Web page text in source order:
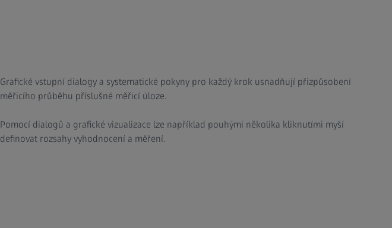
Grafické vstupní dialogy a systematické pokyny pro každý krok usnadňují přizpůsobení
měřicího průběhu příslušné měřicí úloze.
Pomocí dialogů a grafické vizualizace lze například pouhými několika kliknutími myší
definovat rozsahy vyhodnocení a měření.